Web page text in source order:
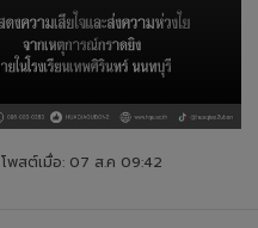
โพสต์เมื่อ: 07 ส.ค 09:42